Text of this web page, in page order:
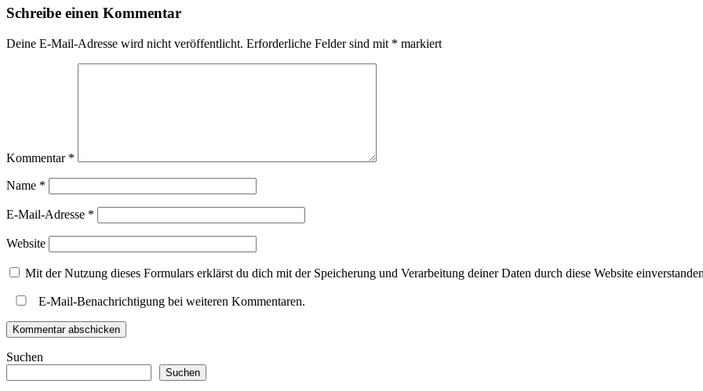
Schreibe einen Kommentar
Deine E-Mail-Adresse wird nicht veröffentlicht. Erforderliche Felder sind mit * markiert
Kommentar *
Name *
E-Mail-Adresse *
Website
Mit der Nutzung dieses Formulars erklärst du dich mit der Speicherung und Verarbeitung deiner Daten durch diese Website
E-Mail-Benachrichtigung bei weiteren Kommentaren.
Suchen
Suchen